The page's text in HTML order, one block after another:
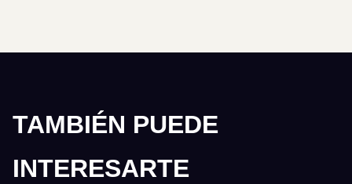
TAMBIÉN PUEDE
INTERESARTE